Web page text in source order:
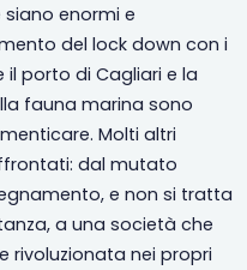
enormi e
del lock down con i
porto di Cagliari e la
fauna marina sono
Molti altri
dal mutato
e non si tratta
a una società che
rivoluzionata nei propri